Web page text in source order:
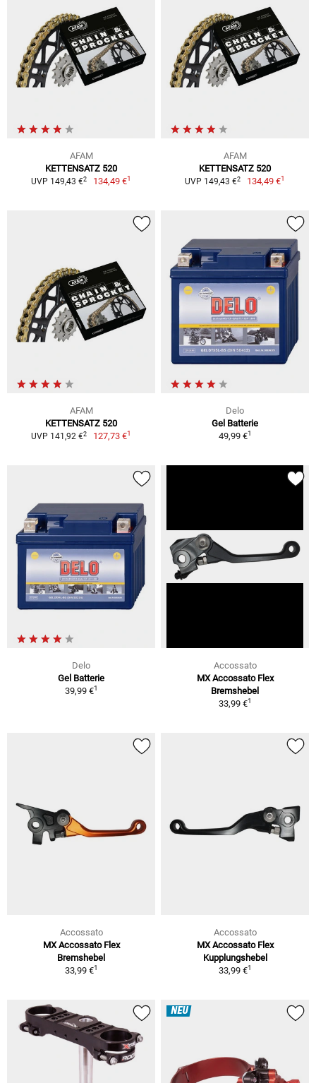
AFAM
KETTENSATZ 520
UVP 149,43 €2 134,49 €1
AFAM
KETTENSATZ 520
UVP 149,43 €2 134,49 €1
AFAM
KETTENSATZ 520
UVP 141,92 €2 127,73 €1
Delo
Gel Batterie
49,99 €1
Delo
Gel Batterie
39,99 €1
Accossato
MX Accossato Flex
Bremshebel
33,99 €1
Accossato
MX Accossato Flex
Bremshebel
33,99 €1
Accossato
MX Accossato Flex
Kupplungshebel
33,99 €1
NEU